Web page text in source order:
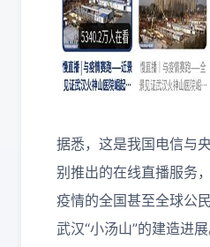
据悉，这是我国电信与
别推出的在线直播服务
疫情的全国甚至全球公
武汉“小汤山”的建造进